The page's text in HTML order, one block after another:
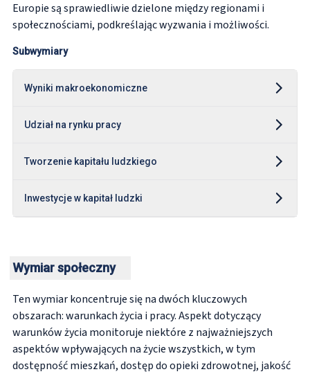
Europie są sprawiedliwie dzielone między regionami i
społecznościami, podkreślając wyzwania i możliwości.
Subwymiary
Wyniki makroekonomiczne
Udział na rynku pracy
Tworzenie kapitału ludzkiego
Inwestycje w kapitał ludzki
Wymiar społeczny
Ten wymiar koncentruje się na dwóch kluczowych
obszarach: warunkach życia i pracy. Aspekt dotyczący
warunków życia monitoruje niektóre z najważniejszych
aspektów wpływających na życie wszystkich, w tym
dostępność mieszkań, dostęp do opieki zdrowotnej, jakość